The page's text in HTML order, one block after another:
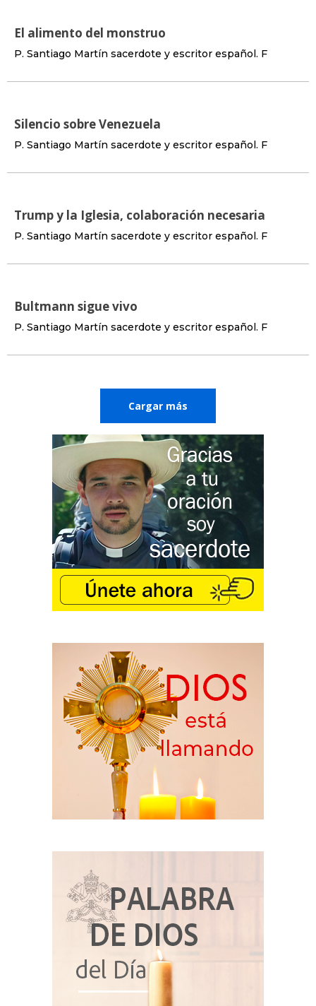
El alimento del monstruo
P. Santiago Martín sacerdote y escritor español. F
Silencio sobre Venezuela
P. Santiago Martín sacerdote y escritor español. F
Trump y la Iglesia, colaboración necesaria
P. Santiago Martín sacerdote y escritor español. F
Bultmann sigue vivo
P. Santiago Martín sacerdote y escritor español. F
Cargar más